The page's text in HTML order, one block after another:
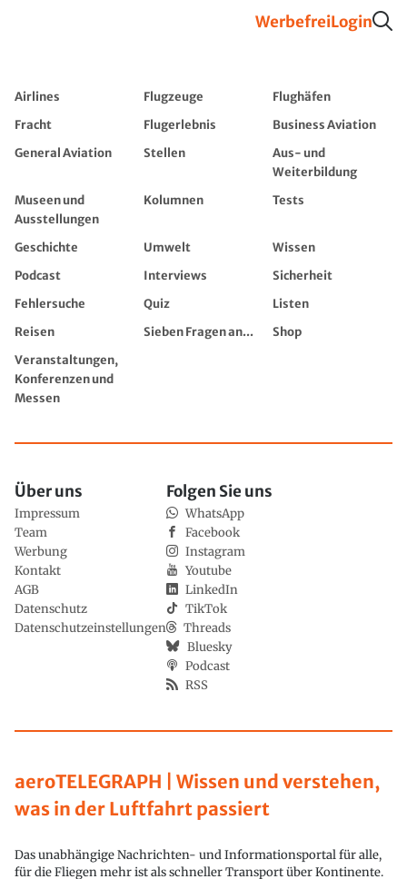
WerbefreiLogin
Airlines Flugzeuge
Flughäfen
Fracht
Flugerlebnis
Business Aviation
General Aviation
Stellen
Aus- und
Weiterbildung
Museen und
Ausstellungen
Kolumnen Tests
Geschichte Umwelt
Wissen
Podcast
Interviews
Sicherheit
Fehlersuche
Quiz
Listen
Reisen
Sieben Fragen an...
Shop
Veranstaltungen,
Konferenzen und
Messen
aeroTELEGRAPH | Wissen und verstehen,
was in der Luftfahrt passiert
Das unabhängige Nachrichten- und Informationsportal für alle,
für die Fliegen mehr ist als schneller Transport über Kontinente.
Über uns
Impressum
Team
Werbung
Kontakt
AGB
Datenschutz
Datenschutzeinstellungen
Folgen Sie uns
WhatsApp
Facebook
Instagram
Youtube
LinkedIn
TikTok
Threads
Bluesky
Podcast
RSS